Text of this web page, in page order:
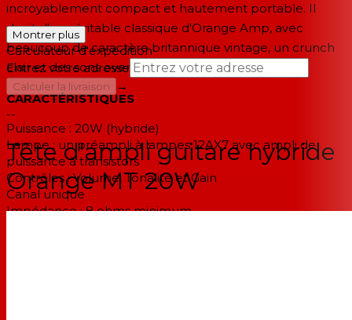
incroyablement compact et hautement portable. Il
s'agit d'un véritable classique d'Orange Amp, avec
beaucoup de caractère britannique vintage, un crunch
clair et des sons overdrive complets.
CARACTÉRISTIQUES
Puissance : 20W (hybride)
Lampe : un préampli à lampes 12AX7 avec ampli de
puissance à transistors
Contrôles : Volume, Tonalité et Gain
Canal unique
Impédance : 8 ohms minimum
Montrer plus
Calculateur d'expédition
Entrez votre adresse
Calculer la livraison
→
--
Tête d'ampli guitare hybride
Orange MT 20W